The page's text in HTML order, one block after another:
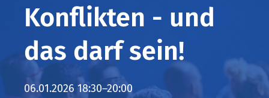
Konflikten - und
das darf sein!
06.01.2026 18:30–20:00
ZAHLEN
EINRICHTUNGEN